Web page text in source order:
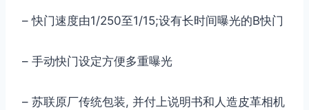
– 快门速度由1/250至1/15;设有长时间曝光的B快门
– 手动快门设定方便多重曝光
– 苏联原厂传统包装, 并付上说明书和人造皮革相机